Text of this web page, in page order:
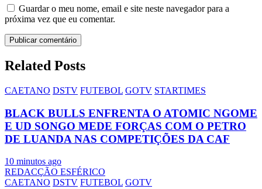
Guardar o meu nome, email e site neste navegador para a
próxima vez que eu comentar.
Related Posts
CAETANO DSTV FUTEBOL GOTV STARTIMES
BLACK BULLS ENFRENTA O ATOMIC NGOME
E UD SONGO MEDE FORÇAS COM O PETRO
DE LUANDA NAS COMPETIÇÕES DA CAF
10 minutos ago
REDACÇÃO ESFÉRICO
CAETANO DSTV FUTEBOL GOTV